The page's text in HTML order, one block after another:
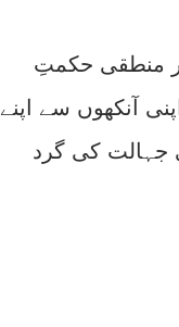
منطقی حکمتِ
آنکھوں سے اپنے
جہالت کی گرد